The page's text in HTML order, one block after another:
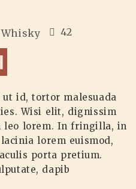
42
id, tortor malesuada
Wisi elit, dignissim
leo lorem. In fringilla, in
lorem euismod,
porta pretium.
dapib